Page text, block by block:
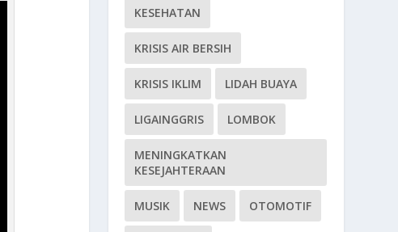
KESEHATAN
KRISIS AIR BERSIH
KRISIS IKLIM LIDAH BUAYA
LIGAINGGRIS LOMBOK
MENINGKATKAN
KESEJAHTERAAN
MUSIK NEWS OTOMOTIF